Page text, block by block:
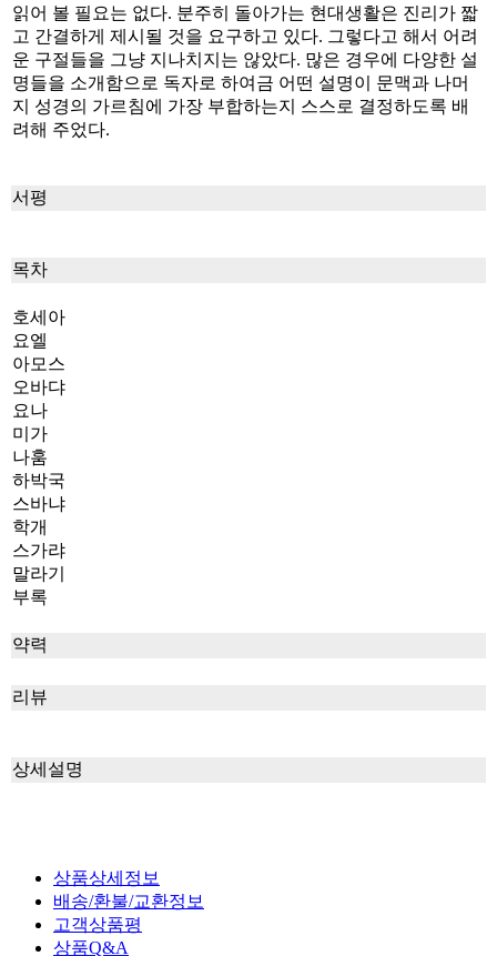
읽어 볼 필요는 없다. 분주히 돌아가는 현대생활은 진리가 짧
고 간결하게 제시될 것을 요구하고 있다. 그렇다고 해서 어려
운 구절들을 그냥 지나치지는 않았다. 많은 경우에 다양한 설
명들을 소개함으로 독자로 하여금 어떤 설명이 문맥과 나머
지 성경의 가르침에 가장 부합하는지 스스로 결정하도록 배
려해 주었다.
서평
목차
호세아
요엘
아모스
오바댜
요나
미가
나훔
하박국
스바냐
학개
스가랴
말라기
부록
약력
리뷰
상세설명
상품상세정보
배송/환불/교환정보
고객상품평
상품Q&A